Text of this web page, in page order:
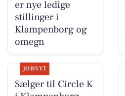
er nye ledige
stillinger i
Klampenborg og
omegn
JOBNYT
Sælger til Circle K